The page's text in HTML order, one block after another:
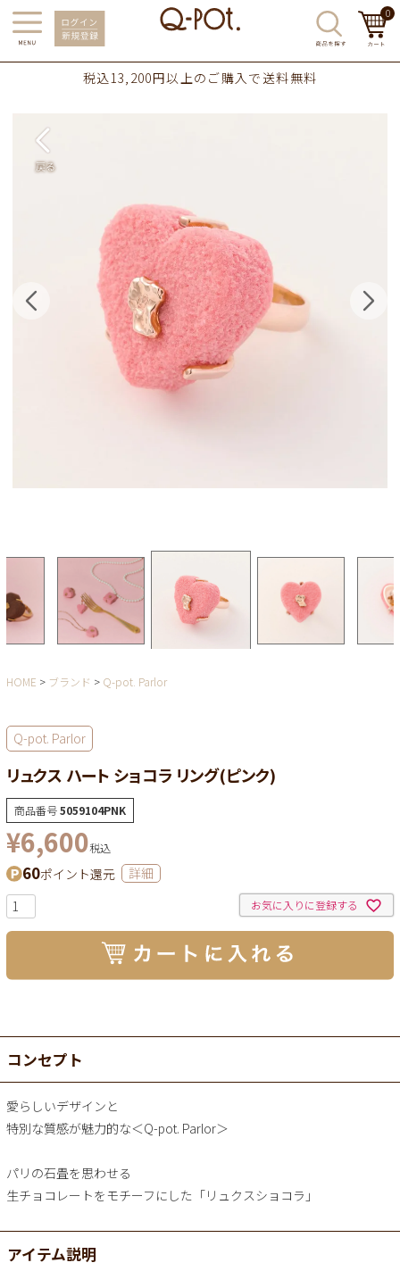
0
税込13,200円以上のご購入で送料無料
HOME ブランド Q-pot. Parlor
Q-pot. Parlor
リュクス ハート ショコラ リング(ピンク)
商品番号5059104PNK
¥6,600税込
60ポイント還元 詳細
お気に入りに登録する
コンセプト
愛らしいデザインと
特別な質感が魅力的な＜Q-pot. Parlor＞
パリの石畳を思わせる
生チョコレートをモチーフにした「リュクスショコラ」
アイテム説明